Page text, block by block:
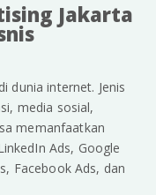
Jakarta
dunia internet. Jenis
media sosial,
memanfaatkan
Ads, Google
Facebook Ads, dan